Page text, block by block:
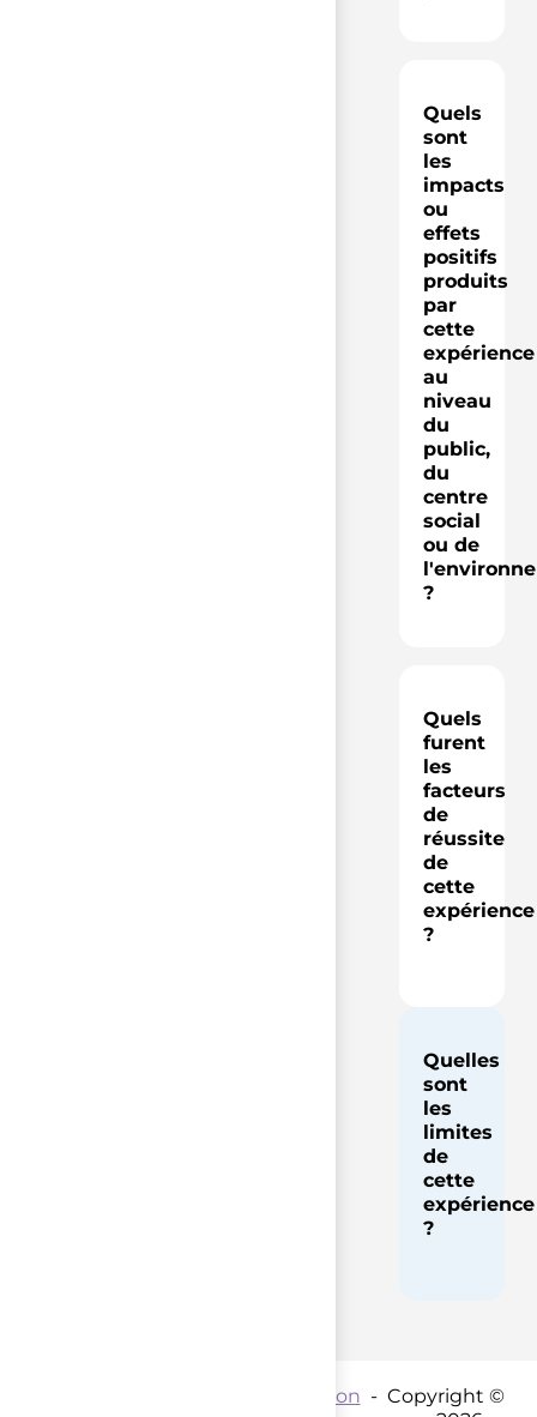
Quels
sont
les
impacts
ou
effets
positifs
produits
par
cette
expérience
au
niveau
du
public,
du
centre
social
ou de
?
Quels
furent
les
facteurs
de
réussite
de
cette
expérience
?
Quelles
sont
les
limites
de
cette
expérience
?
Coordination - Copyright ©